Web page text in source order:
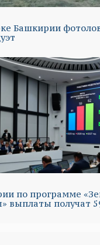
Башкирии
по программе
выплаты получат